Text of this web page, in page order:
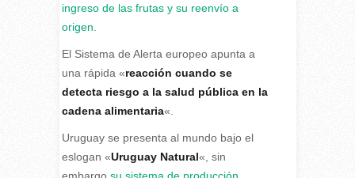
ingreso de las frutas y su reenvío a
origen
El Sistema de Alerta europeo apunta a
una rápida «reacción cuando se
detecta riesgo a la salud pública en la
cadena alimentaria«.
Uruguay se presenta al mundo bajo el
eslogan «Uruguay Natural«, sin
embargosu sistema de producción